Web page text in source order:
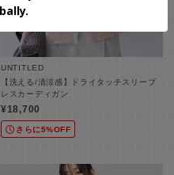
UNTITLED
【洗える/清涼感】ドライタッチスリーブ
レスカーディガン
¥18,700
さらに5%OFF